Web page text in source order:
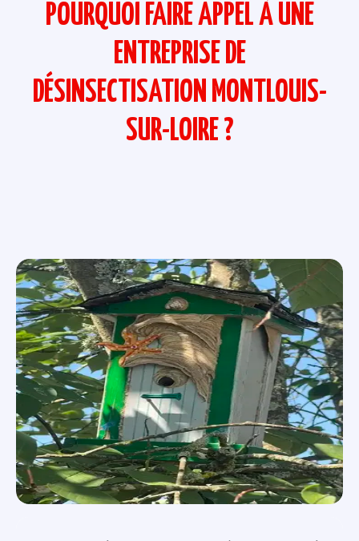
POURQUOI FAIRE APPEL À UNE
ENTREPRISE DE
DÉSINSECTISATION MONTLOUIS-
SUR-LOIRE ?